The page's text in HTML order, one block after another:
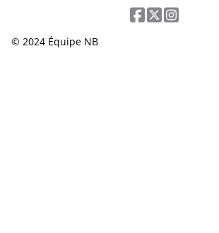
© 2024 Équipe NB